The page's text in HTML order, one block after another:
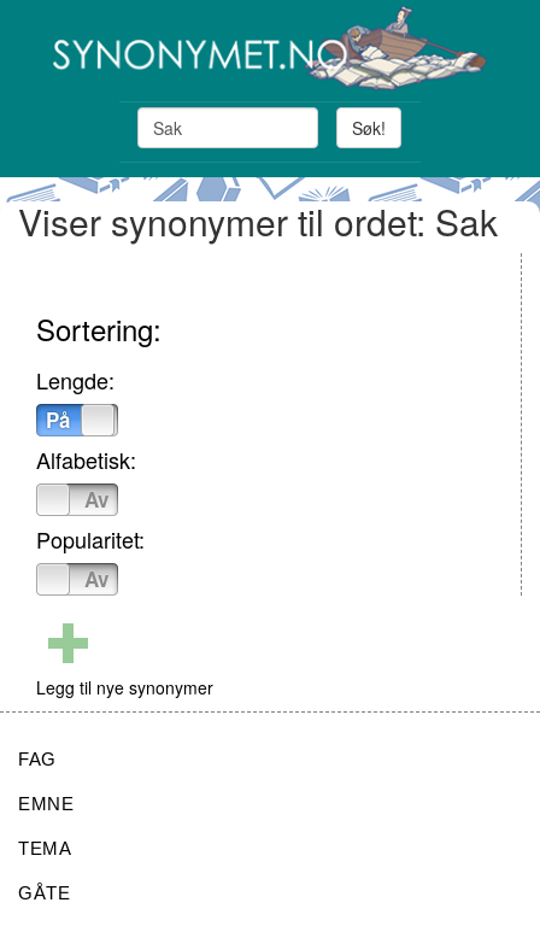
Søk!
Viser synonymer til ordet: Sak
Sortering:
Lengde:
På
Alfabetisk:
Av
Popularitet:
Av
Legg til nye synonymer
FAG
EMNE
TEMA
GÅTE